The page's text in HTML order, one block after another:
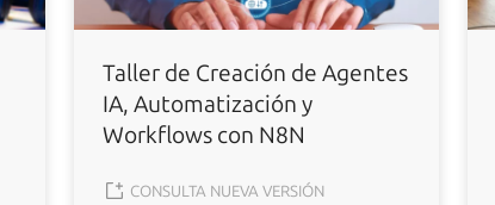
Taller de Creación de Agentes
IA, Automatización y
Workflows con N8N
CONSULTA NUEVA VERSIÓN